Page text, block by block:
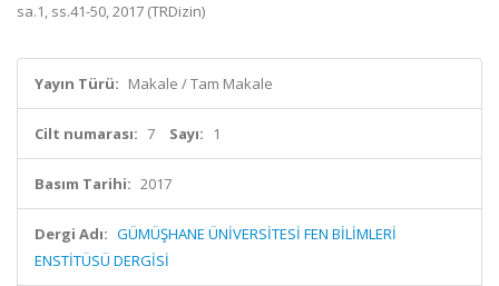
sa.1, ss.41-50, 2017 (TRDizin)
Yayın Türü: Makale / Tam Makale
Cilt numarası: 7 Sayı: 1
Basım Tarihi: 2017
Dergi Adı: GÜMÜŞHANE ÜNİVERSİTESİ FEN BİLİMLERİ
ENSTİTÜSÜ DERGİSİ